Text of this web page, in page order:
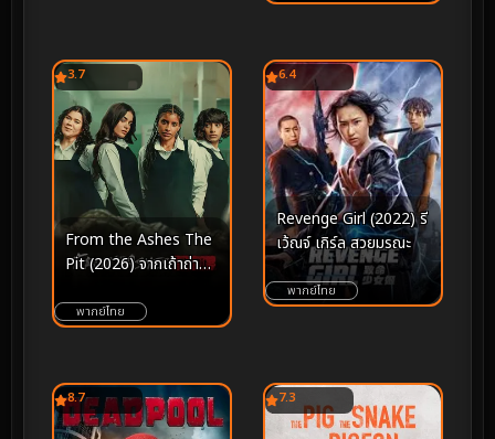
3.7
From the Ashes The
Pit (2026) จากเถ้าถ่าน
พากย์ไทย
6.4
Revenge Girl (2022) รี
เว้ณจ์ เกิร์ล สวยมรณะ
พากย์ไทย
8.7 7.3